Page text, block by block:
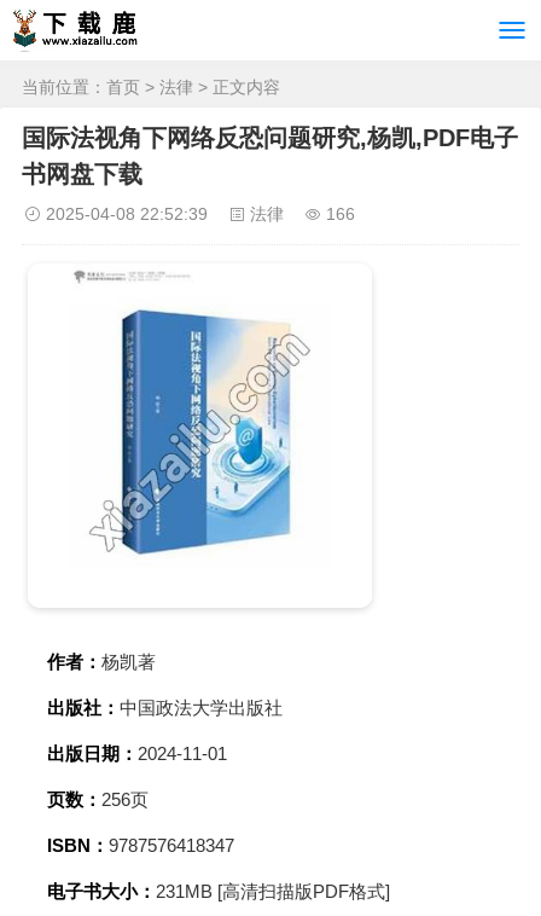
当前位置： 首页 > 法律 > 正文内容
国际法视角下网络反恐问题研究,杨凯,PDF电子
书网盘下载
2025-04-08 22:52:39 法律 166
作者： 杨凯著
出版社： 中国政法大学出版社
出版日期： 2024-11-01
页数： 256页
ISBN： 9787576418347
电子书大小： 231MB [高清扫描版PDF格式]